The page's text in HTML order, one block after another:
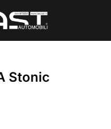
Stonic